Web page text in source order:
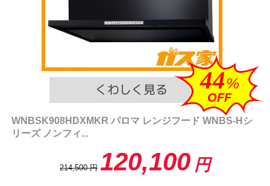
44%
OFF
WNBSK908HDXMKR パロマ レンジフード WNBS-Hシ
リーズ ノンフィ...
214,500 円 120,100 円